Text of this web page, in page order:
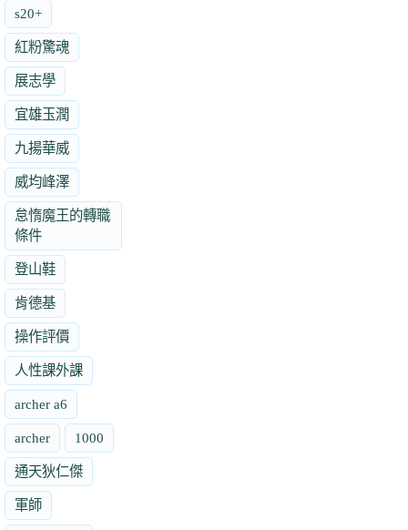
s20+
紅粉驚魂
展志學
宜雄玉潤
九揚華威
威均峰澤
怠惰魔王的轉職
條件
登山鞋
肯德基
操作評價
人性課外課
archer a6
archer 1000
通天狄仁傑
軍師